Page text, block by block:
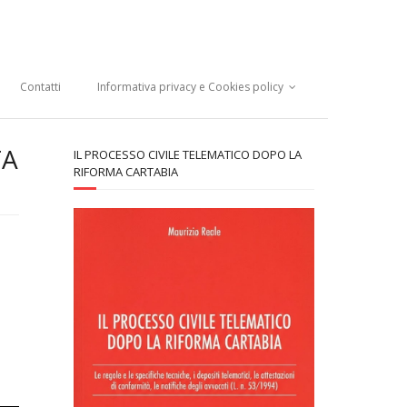
Contatti Informativa privacy e Cookies policy
IL PROCESSO CIVILE TELEMATICO DOPO LA
RIFORMA CARTABIA